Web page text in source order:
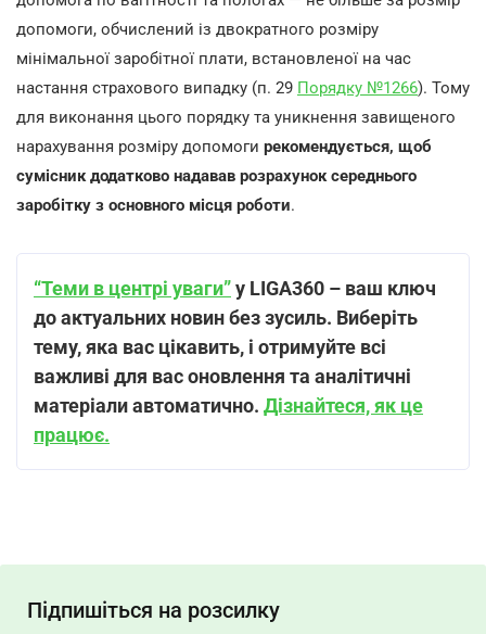
допомоги, обчислений із двократного розміру
мінімальної заробітної плати, встановленої на час
настання страхового випадку (п. 29 Порядку №1266). Тому
для виконання цього порядку та уникнення завищеного
нарахування розміру допомоги рекомендується, щоб
сумісник додатково надавав розрахунок середнього
заробітку з основного місця роботи.
“Теми в центрі уваги”у LIGA360 – ваш ключ
до актуальних новин без зусиль. Виберіть
тему, яка вас цікавить, і отримуйте всі
важливі для вас оновлення та аналітичні
матеріали автоматично. Дізнайтеся, як це
працює.
Підпишіться на розсилку